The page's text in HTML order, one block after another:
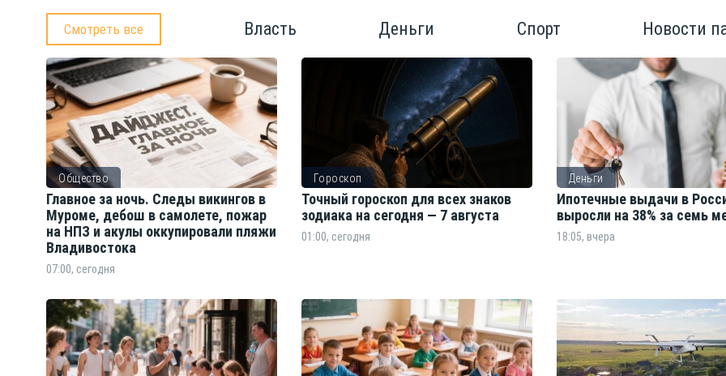
Смотреть все Власть Деньги Спорт Новости
Общество
Главное за ночь. Следы викингов в
Муроме, дебош в самолете, пожар
на НПЗ и акулы оккупировали пляжи
Владивостока
07:00, сегодня
Гороскоп
Точный гороскоп для всех знаков
зодиака на сегодня — 7 августа
01:00, сегодня
Деньги
Ипотечные выдачи в
выросли на 38% за семь
18:05, вчера